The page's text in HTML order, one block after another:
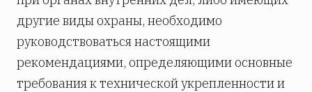
другие виды охраны, необходимо
руководствоваться настоящими
рекомендациями, определяющими основные
требования к технической укрепленности и